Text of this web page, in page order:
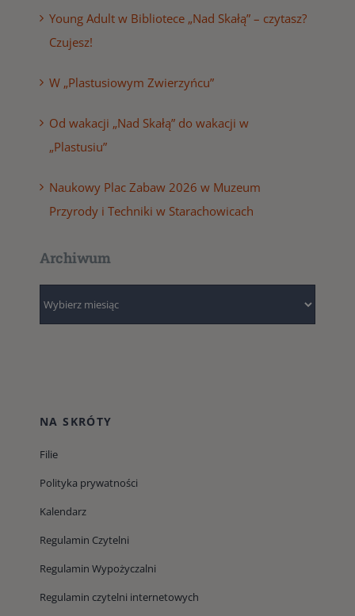
Young Adult w Bibliotece „Nad Skałą” – czytasz?
Czujesz!
W „Plastusiowym Zwierzyńcu”
Od wakacji „Nad Skałą” do wakacji w
„Plastusiu”
Naukowy Plac Zabaw 2026 w Muzeum
Przyrody i Techniki w Starachowicach
Archiwum
NA SKRÓTY
Filie
Polityka prywatności
Kalendarz
Regulamin Czytelni
Regulamin Wypożyczalni
Regulamin czytelni internetowych